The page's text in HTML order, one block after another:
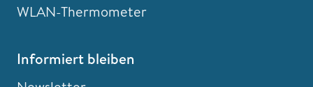
WLAN-Thermometer
Informiert bleiben